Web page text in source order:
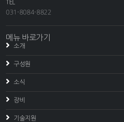
TEL
031-8084-8822
메뉴 바로가기
소개
구성원
소식
장비
기술지원